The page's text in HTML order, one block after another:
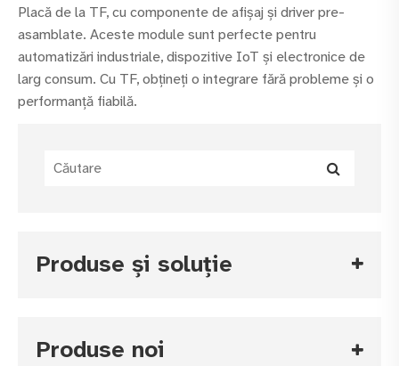
Placă de la TF, cu componente de afișaj și driver pre-
asamblate. Aceste module sunt perfecte pentru
automatizări industriale, dispozitive IoT și electronice de
larg consum. Cu TF, obțineți o integrare fără probleme și o
performanță fiabilă.
Produse și soluție
Produse noi